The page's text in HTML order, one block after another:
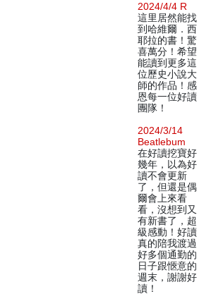
2024/4/4 R
這里居然能找
到哈維爾．西
耶拉的書！驚
喜萬分！希望
能讀到更多這
位歷史小說大
師的作品！感
恩每一位好讀
團隊！
2024/3/14
Beatlebum
在好讀挖寶好
幾年，以為好
讀不會更新
了，但還是偶
爾會上來看
看，沒想到又
有新書了，超
級感動！好讀
真的陪我渡過
好多個通勤的
日子跟愜意的
週末，謝謝好
讀！